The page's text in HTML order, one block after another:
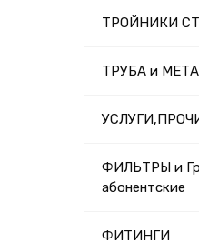
ТРОЙНИКИ
ТРУБА и
ФИЛЬТРЫ и
абонентские
ФИТИНГИ